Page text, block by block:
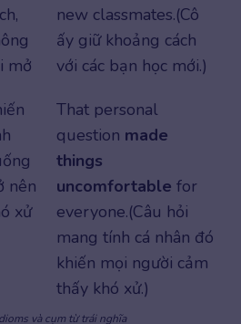
mở
new classmates.(Cô
ấy giữ khoảng cách
với các bạn học mới.)
nên
xử
That personal
question made
things
uncomfortable for
everyone.(Câu hỏi
mang tính cá nhân đó
khiến mọi người cảm
thấy khó xử.)
và cụm từ trái nghĩa